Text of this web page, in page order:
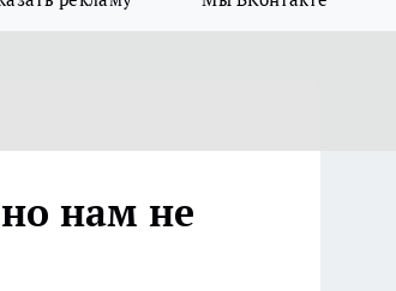
нам не